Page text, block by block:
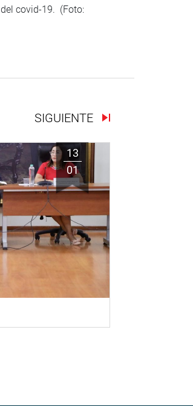
covid-19. (Foto:
SIGUIENTE
13
01